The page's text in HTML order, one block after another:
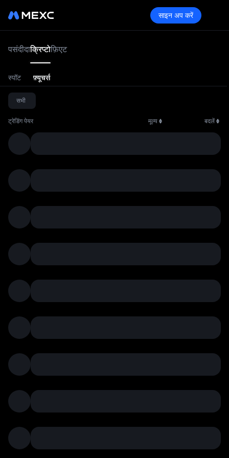
साइन अप करें
क
पसंदीदाक्रिप्टोफ़िएट
स्पॉट फ़्यूचर्स
सभी
ट्रेडिंग पेयर मूल्य बदलें